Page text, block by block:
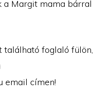
a Margit mama bárral
található foglaló fülön,
email címen!